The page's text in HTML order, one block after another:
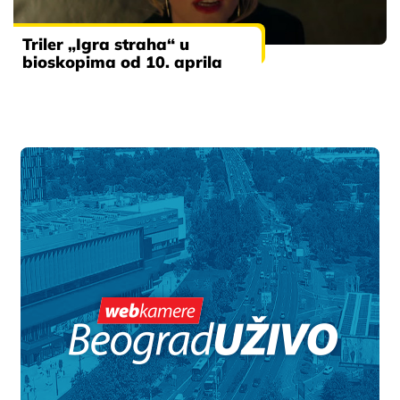
Triler „Igra straha“ u
bioskopima od 10. aprila